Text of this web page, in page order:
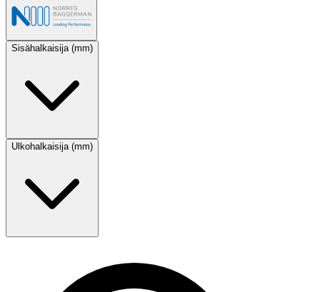
Sisähalkaisija (mm)
Ulkohalkaisija (mm)